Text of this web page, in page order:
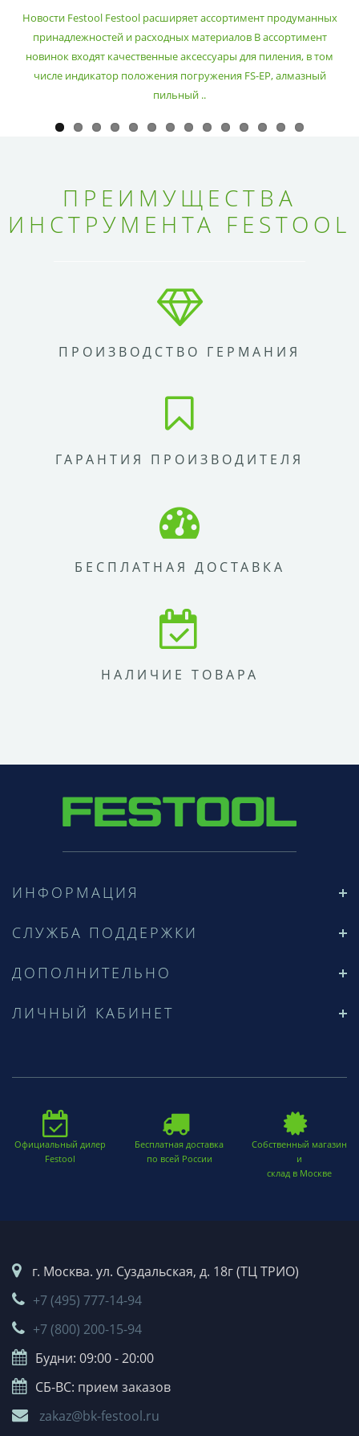
Новости Festool Festool расширяет ассортимент продуманных
принадлежностей и расходных материалов В ассортимент
новинок входят качественные аксессуары для пиления, в том
числе индикатор положения погружения FS-EP, алмазный
пильный ..
ПРЕИМУЩЕСТВА
ИНСТРУМЕНТА FESTOOL
ПРОИЗВОДСТВО ГЕРМАНИЯ
ГАРАНТИЯ ПРОИЗВОДИТЕЛЯ
БЕСПЛАТНАЯ ДОСТАВКА
НАЛИЧИЕ ТОВАРА
ИНФОРМАЦИЯ
СЛУЖБА ПОДДЕРЖКИ
ДОПОЛНИТЕЛЬНО
ЛИЧНЫЙ КАБИНЕТ
Официальный дилер
Festool
Бесплатная доставка
по всей России
Собственный магазин
и
склад в Москве
г. Москва. ул. Суздальская, д. 18г (ТЦ ТРИО)
+7 (495) 777-14-94
+7 (800) 200-15-94
Будни: 09:00 - 20:00
СБ-ВС: прием заказов
zakaz@bk-festool.ru